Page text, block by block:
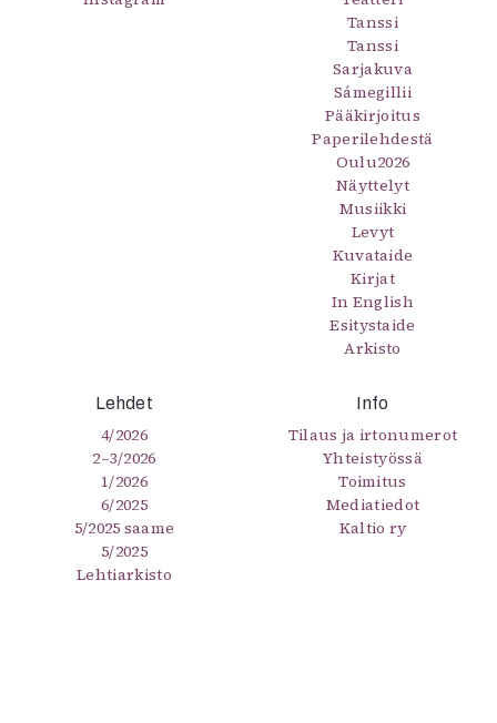
Tanssi
Tanssi
Sarjakuva
Sámegillii
Pääkirjoitus
Paperilehdestä
Oulu2026
Näyttelyt
Musiikki
Levyt
Kuvataide
Kirjat
In English
Esitystaide
Arkisto
Lehdet
4/2026
2–3/2026
1/2026
6/2025
5/2025 saame
5/2025
Lehtiarkisto
Info
Tilaus ja irtonumerot
Yhteistyössä
Toimitus
Mediatiedot
Kaltio ry